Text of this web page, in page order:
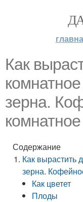
Как
зерна.
Содержание
Как вырастить
зерна.
Как цветет
Плоды